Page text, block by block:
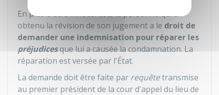
En plus d'être innocentée, la personne qui a
obtenu la révision de son jugement a le droit de
demander une indemnisation pour réparer les
préjudicesque lui a causée la condamnation. La
réparation est versée par l'État.
La demande doit être faite par requêtetransmise
au premier président de la cour d'appel du lieu de